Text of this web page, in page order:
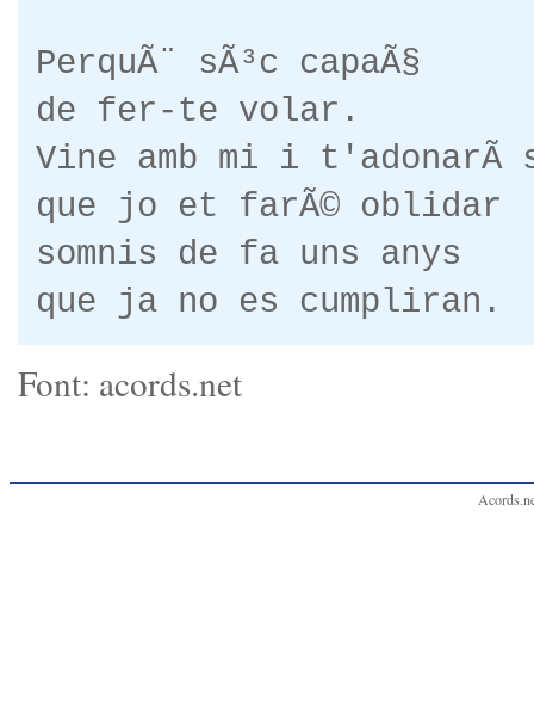
PerquÃ¨ sÃ³c capaÃ§
de fer-te volar.
Vine amb mi i t'adonarÃ
que jo et farÃ© oblidar
somnis de fa uns anys
que ja no es cumpliran.
Font: acords.net